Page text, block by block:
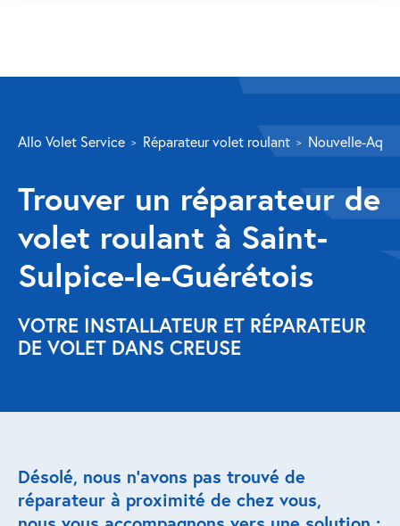
Volet roulant
Réparation
Volet roulant Velux
Au-delà de la fenêtre
Réparation store banne
Réparation portail
Modernisation et domotique
Centralisation volets roulants
Allo Volet Service Réparateur volet roulant Nouvelle-
Trouver un réparateur de
volet roulant à Saint-
Sulpice-le-Guérétois
VOTRE INSTALLATEUR ET RÉPARATEUR
DE VOLET DANS CREUSE
Désolé, nous n’avons pas trouvé de
réparateur à proximité de chez vous,